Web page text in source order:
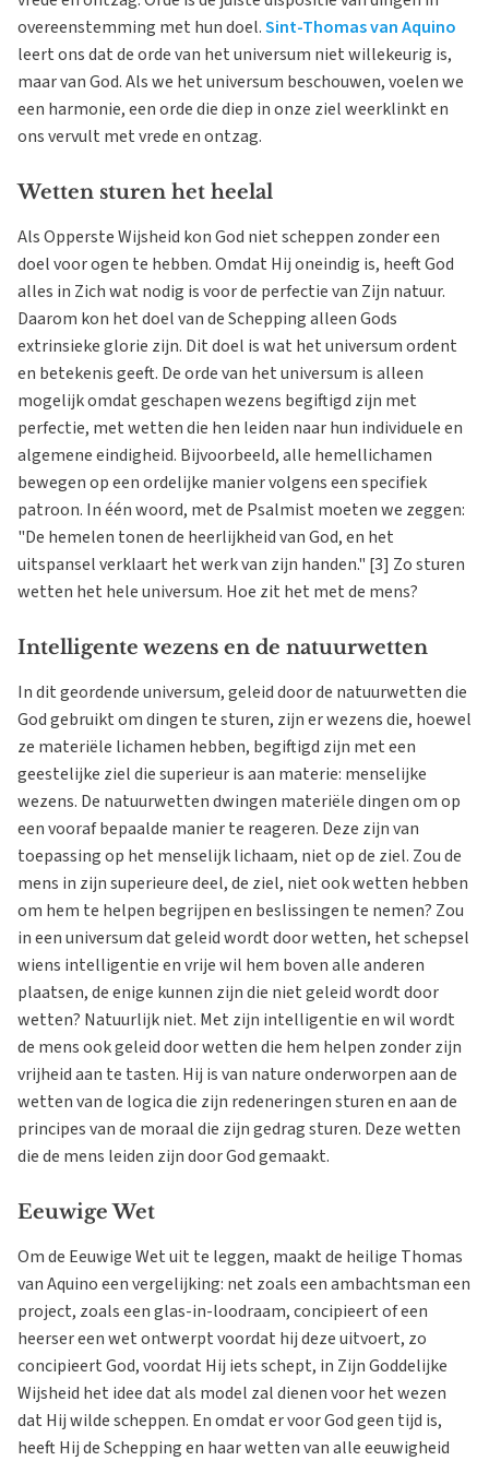
overeenstemming met hun doel.Sint-Thomas van Aquino
leert ons dat de orde van het universum niet willekeurig is,
maar van God. Als we het universum beschouwen, voelen we
een harmonie, een orde die diep in onze ziel weerklinkt en
ons vervult met vrede en ontzag.
Wetten sturen het heelal
Als Opperste Wijsheid kon God niet scheppen zonder een
doel voor ogen te hebben. Omdat Hij oneindig is, heeft God
alles in Zich wat nodig is voor de perfectie van Zijn natuur.
Daarom kon het doel van de Schepping alleen Gods
extrinsieke glorie zijn. Dit doel is wat het universum ordent
en betekenis geeft. De orde van het universum is alleen
mogelijk omdat geschapen wezens begiftigd zijn met
perfectie, met wetten die hen leiden naar hun individuele en
algemene eindigheid. Bijvoorbeeld, alle hemellichamen
bewegen op een ordelijke manier volgens een specifiek
patroon. In één woord, met de Psalmist moeten we zeggen:
"De hemelen tonen de heerlijkheid van God, en het
uitspansel verklaart het werk van zijn handen." [3] Zo sturen
wetten het hele universum. Hoe zit het met de mens?
Intelligente wezens en de natuurwetten
In dit geordende universum, geleid door de natuurwetten die
God gebruikt om dingen te sturen, zijn er wezens die, hoewel
ze materiële lichamen hebben, begiftigd zijn met een
geestelijke ziel die superieur is aan materie: menselijke
wezens. De natuurwetten dwingen materiële dingen om op
een vooraf bepaalde manier te reageren. Deze zijn van
toepassing op het menselijk lichaam, niet op de ziel. Zou de
mens in zijn superieure deel, de ziel, niet ook wetten hebben
om hem te helpen begrijpen en beslissingen te nemen? Zou
in een universum dat geleid wordt door wetten, het schepsel
wiens intelligentie en vrije wil hem boven alle anderen
plaatsen, de enige kunnen zijn die niet geleid wordt door
wetten? Natuurlijk niet. Met zijn intelligentie en wil wordt
de mens ook geleid door wetten die hem helpen zonder zijn
vrijheid aan te tasten. Hij is van nature onderworpen aan de
wetten van de logica die zijn redeneringen sturen en aan de
principes van de moraal die zijn gedrag sturen. Deze wetten
die de mens leiden zijn door God gemaakt.
Eeuwige Wet
Om de Eeuwige Wet uit te leggen, maakt de heilige Thomas
van Aquino een vergelijking: net zoals een ambachtsman een
project, zoals een glas-in-loodraam, concipieert of een
heerser een wet ontwerpt voordat hij deze uitvoert, zo
concipieert God, voordat Hij iets schept, in Zijn Goddelijke
Wijsheid het idee dat als model zal dienen voor het wezen
dat Hij wilde scheppen. En omdat er voor God geen tijd is,
heeft Hij de Schepping en haar wetten van alle eeuwigheid